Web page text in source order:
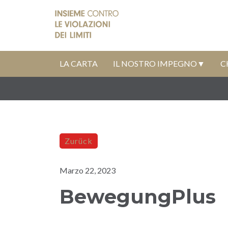
LA CARTA IL NOSTRO IMPEGNO
Zurück
Marzo 22, 2023
BewegungPlus